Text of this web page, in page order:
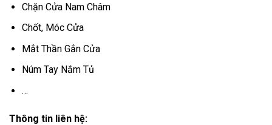
Chặn Cửa Nam Châm
Chốt, Móc Cửa
Mắt Thần Gắn Cửa
Núm Tay Nắm Tủ
…
Thông tin liên hệ: